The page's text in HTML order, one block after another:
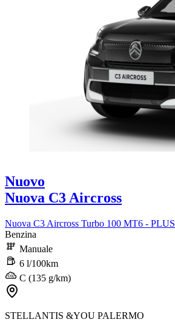
Nuovo
Nuova C3 Aircross
Nuova C3 Aircross Turbo 100 MT6 - PLUS
Benzina
Manuale
6 l/100km
C (135 g/km)
STELLANTIS &YOU PALERMO